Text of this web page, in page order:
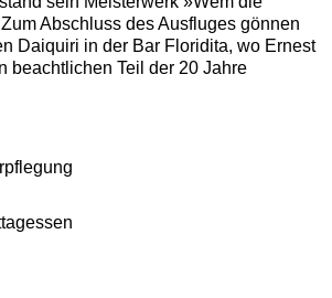
Abschluss des Ausfluges gönnen
Daiquiri in der Bar Floridita, wo Ernest
beachtlichen Teil der 20 Jahre